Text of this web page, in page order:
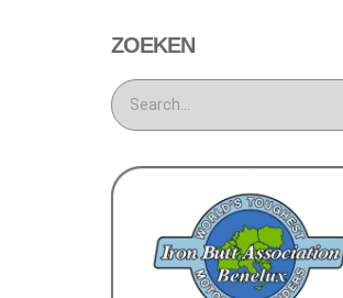
ZOEKEN